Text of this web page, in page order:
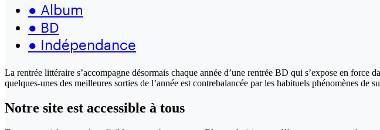
● Album
● BD
● Indépendance
La rentrée littéraire s’accompagne désormais chaque année d’une rentrée BD qui s’expose en
quelques-unes des meilleures sorties de l’année est contrebalancée par les habituels phénomènes
Notre site est accessible à tous